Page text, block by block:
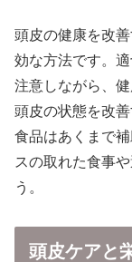
頭皮の健康を改
効な方法です。
注意しながら、
頭皮の状態を改
食品はあくまで
スの取れた食事
う。
頭皮ケアと